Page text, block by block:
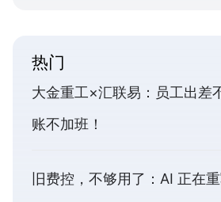
热门
大金重工×汇联易：员工出差
账不加班！
旧费控，不够用了：AI 正在